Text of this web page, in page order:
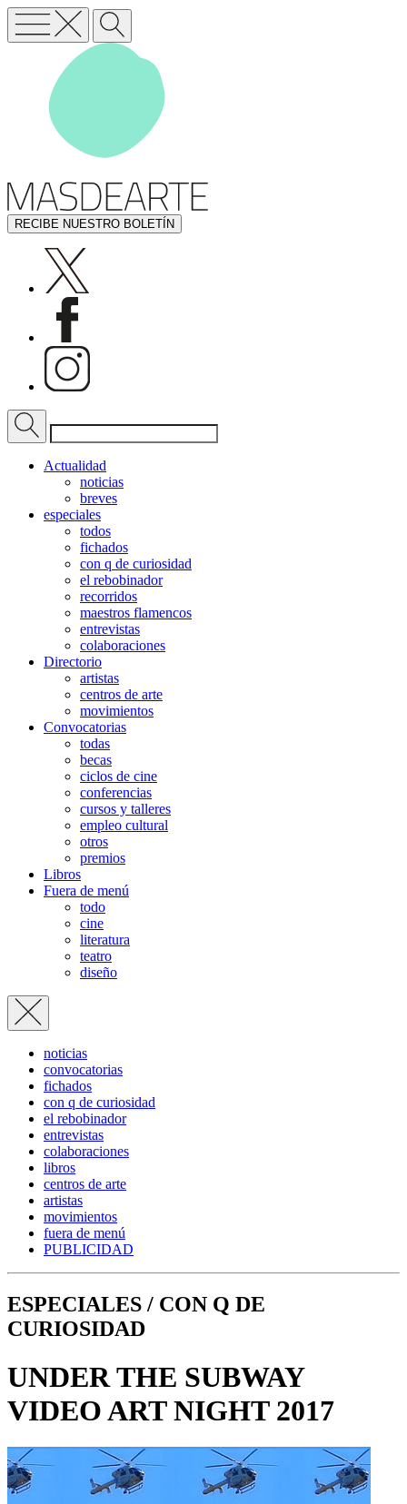
RECIBE NUESTRO BOLETÍN
Actualidad
noticias
breves
especiales
todos
fichados
con q de curiosidad
el rebobinador
recorridos
maestros flamencos
entrevistas
colaboraciones
Directorio
artistas
centros de arte
movimientos
Convocatorias
todas
becas
ciclos de cine
conferencias
cursos y talleres
empleo cultural
otros
premios
Libros
Fuera de menú
todo
cine
literatura
teatro
diseño
noticias
convocatorias
fichados
con q de curiosidad
el rebobinador
entrevistas
colaboraciones
libros
centros de arte
artistas
movimientos
fuera de menú
PUBLICIDAD
ESPECIALES / CON Q DE
CURIOSIDAD
UNDER THE SUBWAY
VIDEO ART NIGHT 2017